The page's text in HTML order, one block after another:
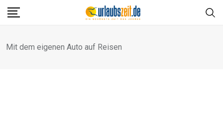
Skip
Mit dem eigenen Auto auf Reisen